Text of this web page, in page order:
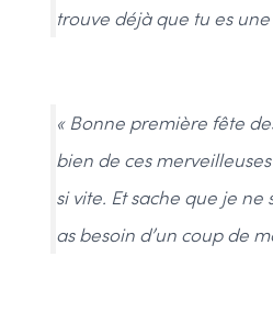
trouve déjà que tu es
« Bonne première fête
bien de ces
si vite. Et sache que je ne
as besoin d’un coup de